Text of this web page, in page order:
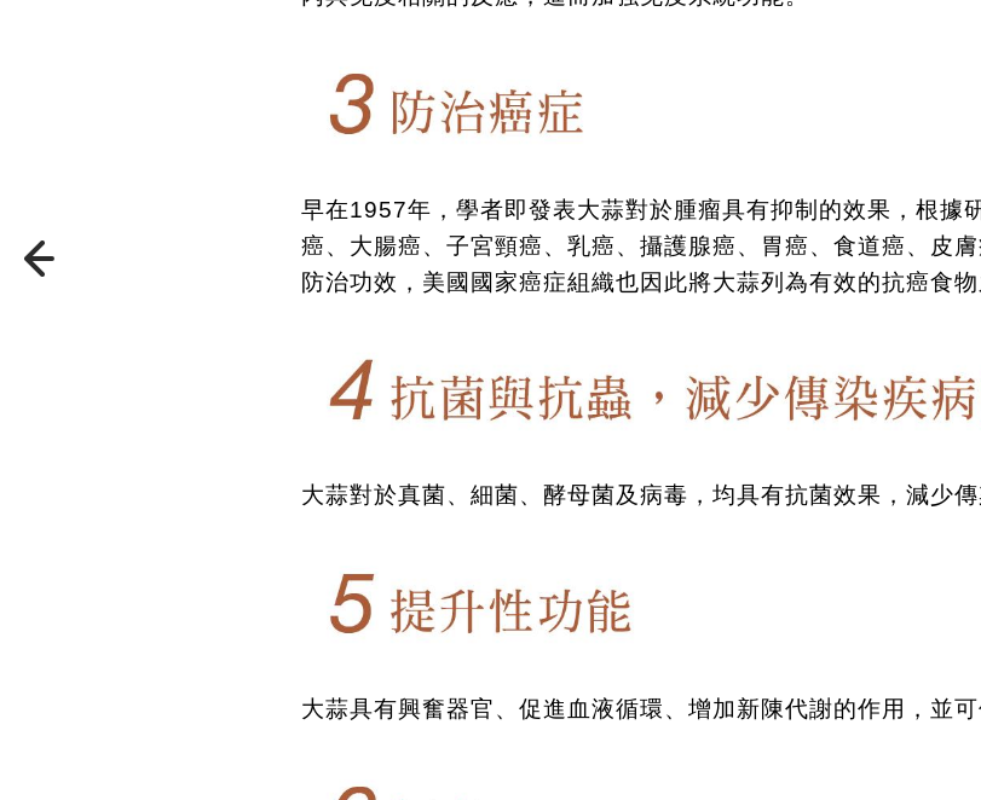
早在1957年，學者即發表大蒜對於腫瘤具有抑制的效果，根據
癌、大腸癌、子宮頸癌、乳癌、攝護腺癌、胃癌、食道癌、皮
防治功效，美國國家癌症組織也因此將大蒜列為有效的抗癌食物
大蒜對於真菌、細菌、酵母菌及病毒，均具有抗菌效果，減少傳
大蒜具有興奮器官、促進血液循環、增加新陳代謝的作用，並可